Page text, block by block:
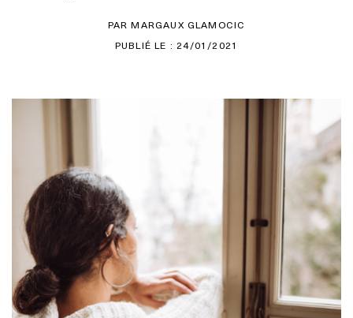
PAR MARGAUX GLAMOCIC
PUBLIÉ LE : 24/01/2021